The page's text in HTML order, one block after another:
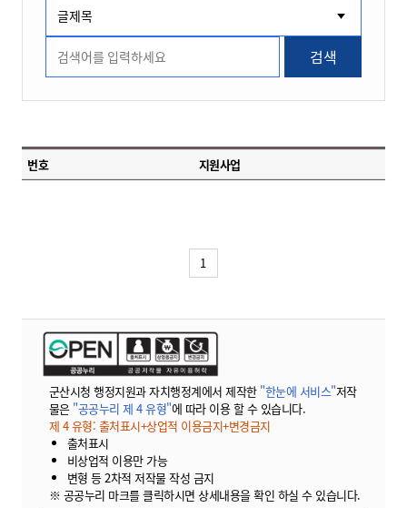
검색
번호 지원사업
1
군산시청 행정지원과 자치행정계에서 제작한 "한눈에 서비스"저작
물은 "공공누리 제 4 유형"에 따라 이용 할 수 있습니다.
제 4 유형: 출처표시+상업적 이용금지+변경금지
출처표시
비상업적 이용만 가능
변형 등 2차적 저작물 작성 금지
※ 공공누리 마크를 클릭하시면 상세내용을 확인 하실 수 있습니다.